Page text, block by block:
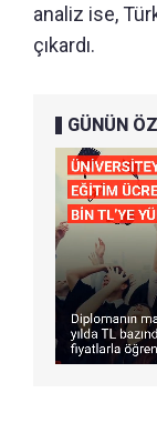
analiz ise,
çıkardı.
GÜNÜN